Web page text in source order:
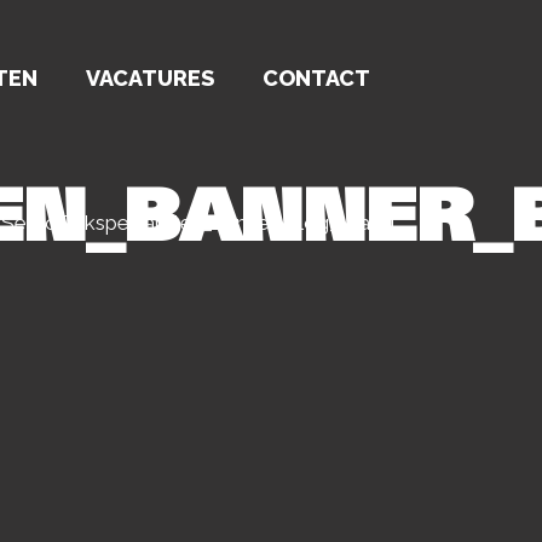
VACATURES CONTACT
SercoDakspecialisten_banner_blog_Walibi